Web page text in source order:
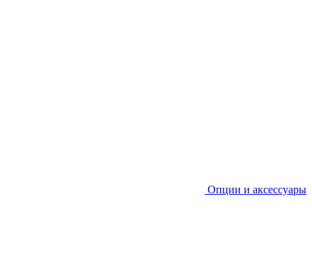
Опции и аксессуары